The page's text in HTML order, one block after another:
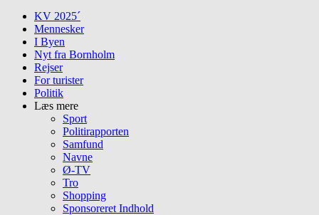
KV 2025´
Mennesker
I Byen
Nyt fra Bornholm
Rejser
For turister
Politik
Læs mere
Sport
Politirapporten
Samfund
Navne
Ø-TV
Tro
Shopping
Sponsoreret Indhold